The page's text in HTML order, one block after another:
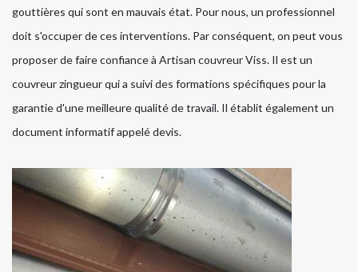
gouttières qui sont en mauvais état. Pour nous, un professionnel
doit s'occuper de ces interventions. Par conséquent, on peut vous
proposer de faire confiance à Artisan couvreur Viss. Il est un
couvreur zingueur qui a suivi des formations spécifiques pour la
garantie d'une meilleure qualité de travail. Il établit également un
document informatif appelé devis.